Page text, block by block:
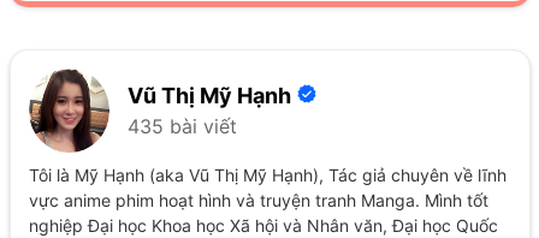
Vũ Thị Mỹ Hạnh
435 bài viết
Tôi là Mỹ Hạnh (aka Vũ Thị Mỹ Hạnh), Tác giả chuyên về lĩnh
vực anime phim hoạt hình và truyện tranh Manga. Mình tốt
nghiệp Đại học Khoa học Xã hội và Nhân văn, Đại học Quốc